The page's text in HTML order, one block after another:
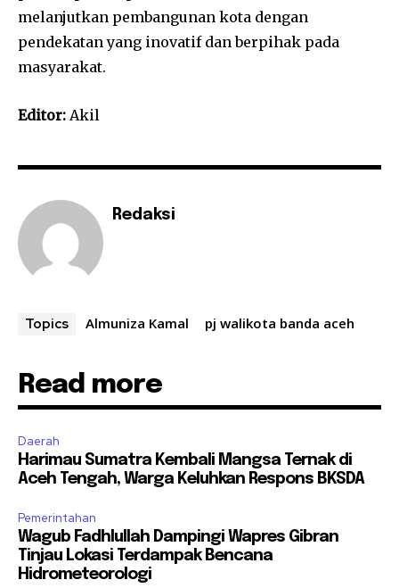
melanjutkan pembangunan kota dengan
pendekatan yang inovatif dan berpihak pada
masyarakat.
Editor: Akil
Redaksi
Topics Almuniza Kamal pj walikota banda aceh
Read more
Daerah
Harimau Sumatra Kembali Mangsa Ternak di
Aceh Tengah, Warga Keluhkan Respons BKSDA
Pemerintahan
Wagub Fadhlullah Dampingi Wapres Gibran
Tinjau Lokasi Terdampak Bencana
Hidrometeorologi